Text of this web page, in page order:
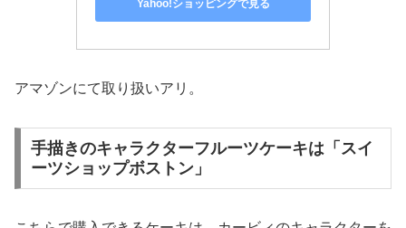
Yahoo!ショッピングで見る
アマゾンにて取り扱いアリ。
手描きのキャラクターフルーツケーキは「スイ
ーツショップボストン」